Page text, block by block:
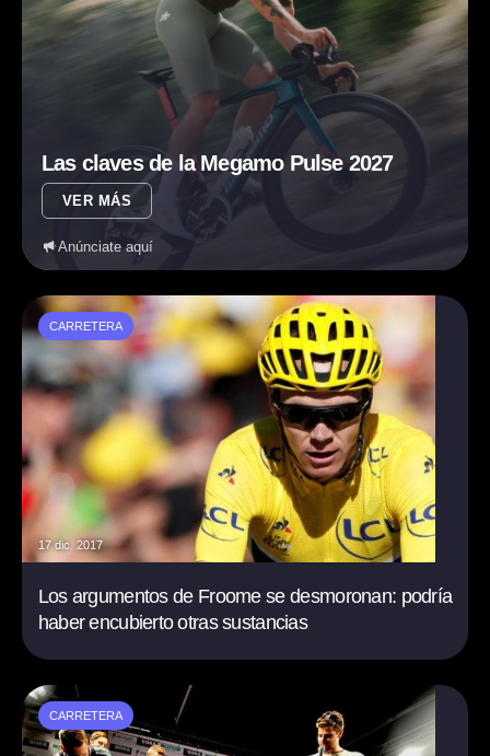
Las claves de la Megamo Pulse 2027
VER MÁS
Anúnciate aquí
CARRETERA
17 dic. 2017
Los argumentos de Froome se desmoronan: podría
haber encubierto otras sustancias
CARRETERA